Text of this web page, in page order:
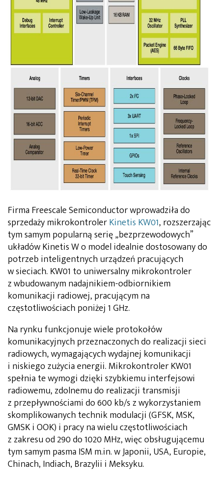
Firma Freescale Semiconductor wprowadziła do
sprzedaży mikrokontrolerKinetis KW01, rozszerzając
tym samym popularną serię „bezprzewodowych”
układów Kinetis W o model idealnie dostosowany do
potrzeb inteligentnych urządzeń pracujących
w sieciach. KW01 to uniwersalny mikrokontroler
z wbudowanym nadajnikiem-odbiornikiem
komunikacji radiowej, pracującym na
częstotliwościach poniżej 1 GHz.
Na rynku funkcjonuje wiele protokołów
komunikacyjnych przeznaczonych do realizacji sieci
radiowych, wymagających wydajnej komunikacji
i niskiego zużycia energii. Mikrokontroler KW01
spełnia te wymogi dzięki szybkiemu interfejsowi
radiowemu, zdolnemu do realizacji transmisji
z przepływnościami do 600 kb/s z wykorzystaniem
skomplikowanych technik modulacji (GFSK, MSK,
GMSK i OOK) i pracy na wielu częstotliwościach
z zakresu od 290 do 1020 MHz, więc obsługującemu
tym samym pasma ISM m.in. w Japonii, USA, Europie,
Chinach, Indiach, Brazylii i Meksyku.